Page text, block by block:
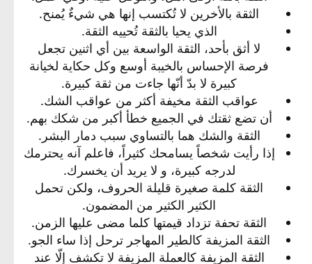
الثقة بالأخرين لا تُكتسب إنها هي شيءٌ يُمنح.​
الذي يحيا بالثقة تُحييه الثقة.​
لا أثق بأحد، الثقة الواسعة بين أي اثنين تجعل
فرصة الإحساس بالخيبة أوسع وكل حكاية لخيانة
كبيرة لا بدّ أنّها جاءت من ثقة كبيرة.​
عواقب الثقة مخيفة أكثر من عواقب الشك.​
أن تضع ثقتك في الجميع خطأ أكبر من شكك بهم.​
الثقة والشك هما بالتساوي سبب دمار البشر.​
إذا رأيت شخصاً يسامحك كثيراً، فاعلم آنه يحترمك
لدرجه كبيرة، و لا يريد أن يخسرك.​
الثقة كلمة صغيرة قليلة الحروف، ولكن تحمل
الكثير الكثير من المضمون.​
الثقة تحفة تزداد قيمتها كلما مضى عليها الزمن.​
الثقة المزيفة كالطير المهاجر ترحل إذا ساء الجو.​
الثقة المزيفة كالعملة المزيفة لا تكشف إلّا عند